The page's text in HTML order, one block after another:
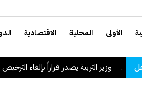
الأولى المحلية الاقتصادية
وزير التربية يصدر قراراً بإلغاء الترخيص التعليمي